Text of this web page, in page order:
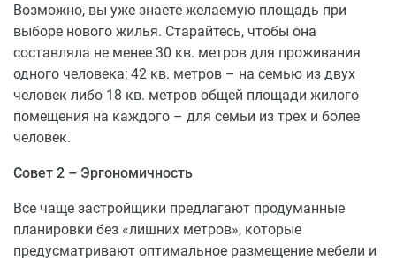
Возможно, вы уже знаете желаемую площадь при
выборе нового жилья. Старайтесь, чтобы она
составляла не менее 30 кв. метров для проживания
одного человека; 42 кв. метров – на семью из двух
человек либо 18 кв. метров общей площади жилого
помещения на каждого – для семьи из трех и более
человек.
Совет 2 – Эргономичность
Все чаще застройщики предлагают продуманные
планировки без «лишних метров», которые
предусматривают оптимальное размещение мебели и